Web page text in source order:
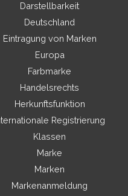
Darstellbarkeit
Deutschland
Eintragung von Marken
Europa
Farbmarke
Handelsrechts
Herkunftsfunktion
Registrierung
Klassen
Marke
Marken
Markenanmeldung